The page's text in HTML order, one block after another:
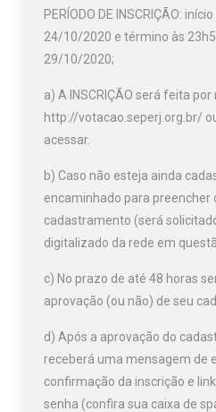
PERÍODO DE INSCRIÇÃO:
24/10/2020 e término às
29/10/2020;
a) A INSCRIÇÃO será feita
http://votacao.seperj.org.br/
acessar.
b) Caso não esteja ainda
encaminhado para preencher
cadastramento (será
digitalizado da rede em
c) No prazo de até 48 horas
aprovação (ou não) de seu
d) Após a aprovação do
receberá uma mensagem de
confirmação da inscrição e
senha (confira sua caixa de